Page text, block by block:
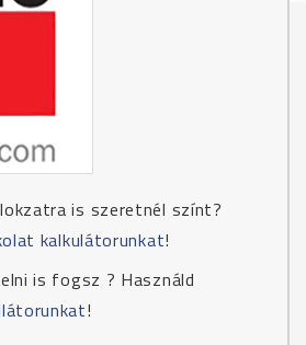
is szeretnél színt?
kalkulátorunkat!
is fogsz ? Használd
!